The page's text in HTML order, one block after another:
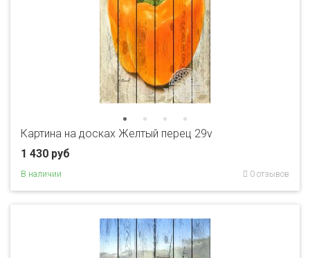
Картина на досках Желтый перец 29v
1 430 руб
В наличии 0 отзывов